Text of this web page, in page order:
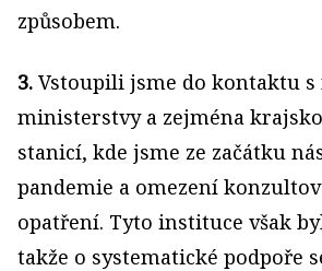
způsobem.
3. Vstoupili jsme do kontaktu
ministerstvy a zejména
stanicí, kde jsme ze začátku
pandemie a omezení
opatření. Tyto instituce však
takže o systematické podpoře